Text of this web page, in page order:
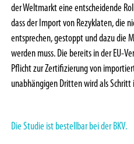
der Weltmarkt eine entscheidende
dass der Import von Rezyklaten, die
entsprechen, gestoppt und dazu die
werden muss. Die bereits in der EU-
Pflicht zur Zertifizierung von
unabhängigen Dritten wird als
Die Studie ist bestellbar bei der BKV.